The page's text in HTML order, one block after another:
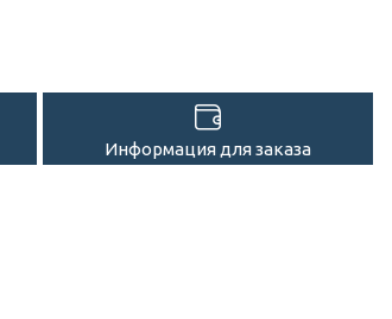
Информация для заказа